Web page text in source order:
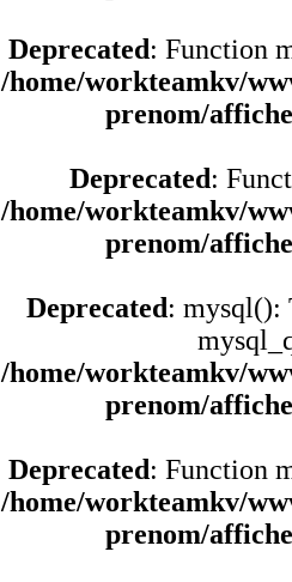
Deprecated: Function
/home/workteamkv/
prenom/
Deprecated:
/home/workteamkv/
prenom/
Deprecated: mysql():
/home/workteamkv/
prenom/
Deprecated: Function
/home/workteamkv/
prenom/